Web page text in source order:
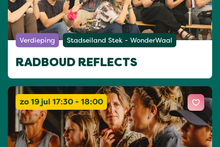
Verdieping Stadseiland Stek - WonderWaal
RADBOUD REFLECTS
zo 19 jul 17:30 - 18:00